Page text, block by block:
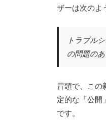
ザーは次のよ
トラブル
の問題の
冒頭で、こ
定的な「公開
です。